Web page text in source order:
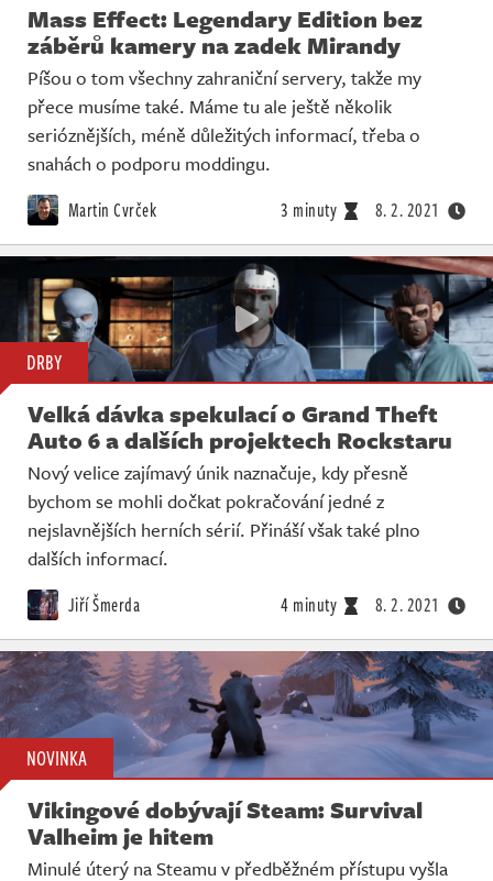
Mass Effect: Legendary Edition bez
záběrů kamery na zadek Mirandy
Píšou o tom všechny zahraniční servery, takže my
přece musíme také. Máme tu ale ještě několik
serióznějších, méně důležitých informací, třeba o
snahách o podporu moddingu.
Martin Cvrček 3 minuty 8. 2. 2021
DRBY
Velká dávka spekulací o Grand Theft
Auto 6 a dalších projektech Rockstaru
Nový velice zajímavý únik naznačuje, kdy přesně
bychom se mohli dočkat pokračování jedné z
nejslavnějších herních sérií. Přináší však také plno
dalších informací.
Jiří Šmerda 4 minuty 8. 2. 2021
NOVINKA
Vikingové dobývají Steam: Survival
Valheim je hitem
Minulé úterý na Steamu v předběžném přístupu vyšla